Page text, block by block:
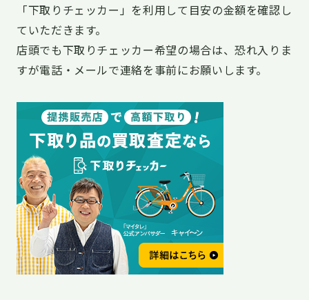
「下取りチェッカー」を利用して目安の金額を確認し
ていただきます。
店頭でも下取りチェッカー希望の場合は、恐れ入りま
すが電話・メールで連絡を事前にお願いします。